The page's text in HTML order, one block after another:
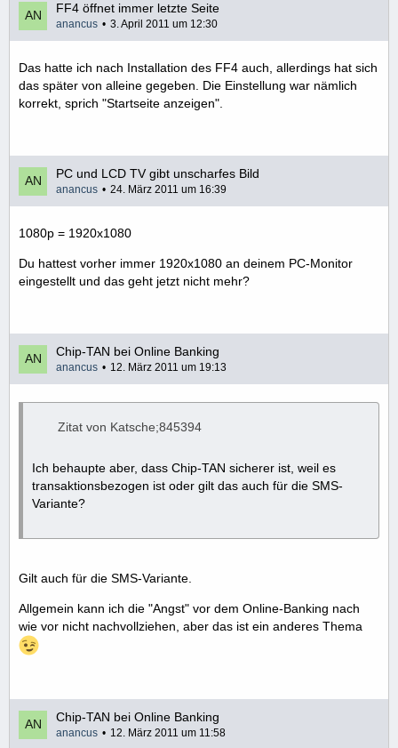
FF4 öffnet immer letzte Seite
anancus 3. April 2011 um 12:30
Das hatte ich nach Installation des FF4 auch, allerdings hat sich
das später von alleine gegeben. Die Einstellung war nämlich
korrekt, sprich "Startseite anzeigen".
PC und LCD TV gibt unscharfes Bild
anancus 24. März 2011 um 16:39
1080p = 1920x1080
Du hattest vorher immer 1920x1080 an deinem PC-Monitor
eingestellt und das geht jetzt nicht mehr?
Chip-TAN bei Online Banking
anancus 12. März 2011 um 19:13
Zitat von Katsche;845394
Ich behaupte aber, dass Chip-TAN sicherer ist, weil es
transaktionsbezogen ist oder gilt das auch für die SMS-
Variante?
Gilt auch für die SMS-Variante.
Allgemein kann ich die "Angst" vor dem Online-Banking nach
wie vor nicht nachvollziehen, aber das ist ein anderes Thema
Chip-TAN bei Online Banking
anancus 12. März 2011 um 11:58